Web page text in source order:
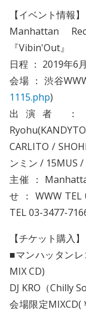
【イベント情報】
Manhattan
『Vibin'Out』
日程 ： 2019年6
会場 ： 渋谷
1115.php)
出演者 ：
CARLITO /
ンミン / 15MUS
主催 ：
せ ： WWW
TEL 03-3477-
【チケット購入】
■マンハッタンレ
MIX CD)
DJ KRO（Chilly
会場限定MIXCD(